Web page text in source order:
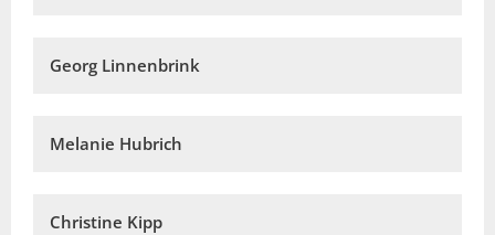
Georg Linnenbrink
Melanie Hubrich
Christine Kipp